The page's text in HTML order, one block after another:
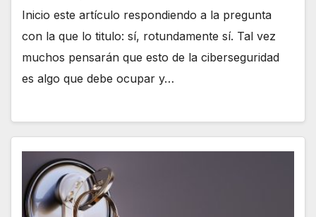
Inicio este artículo respondiendo a la pregunta
con la que lo titulo: sí, rotundamente sí. Tal vez
muchos pensarán que esto de la ciberseguridad
es algo que debe ocupar y…